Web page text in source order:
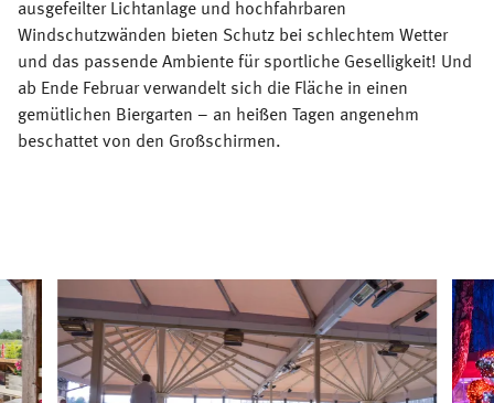
ausgefeilter Lichtanlage und hochfahrbaren
Windschutzwänden bieten Schutz bei schlechtem Wetter
und das passende Ambiente für sportliche Geselligkeit! Und
ab Ende Februar verwandelt sich die Fläche in einen
gemütlichen Biergarten – an heißen Tagen angenehm
beschattet von den Großschirmen.